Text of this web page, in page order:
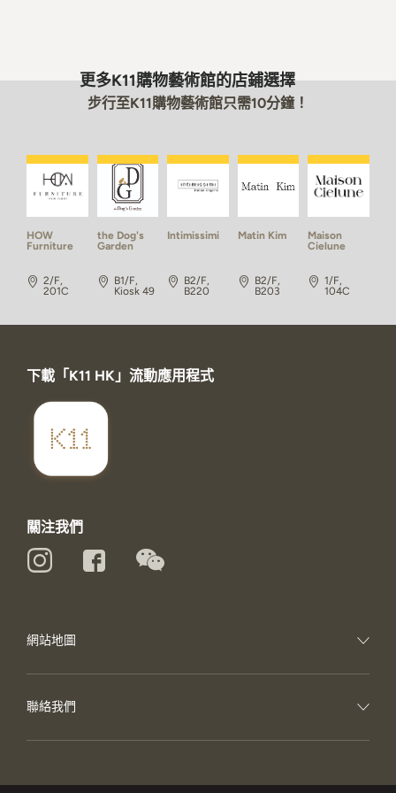
更多K11購物藝術館的店鋪選擇
步行至K11購物藝術館只需10分鐘！
HOW
Furniture
2/F,
201C
the Dog's
Garden
B1/F,
Kiosk 49
Intimissimi
B2/F,
B220
Matin Kim
B2/F,
B203
Maison
Cielune
1/F,
104C
下載「K11 HK」流動應用程式
關注我們
網站地圖
聯絡我們